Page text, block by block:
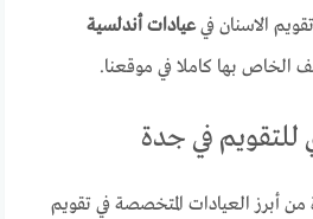
الاسنان فيعيادات أندلسية
الخاص بها كاملا في موقعنا.
للتقويم في جدة
أبرز العيادات المتخصصة في تقويم